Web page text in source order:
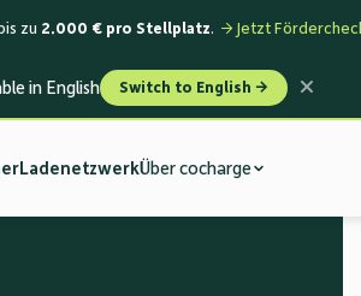
in English Switch to English →
zu 2.000 € pro Stellplatz. → Jetzt
LadenetzwerkÜber cocharge